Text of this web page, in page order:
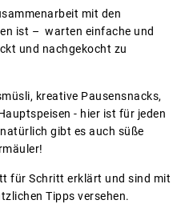
mit den
ist – warten einfache und
und nachgekocht zu
kreative Pausensnacks,
- hier ist für jeden
gibt es auch süße
für Schritt erklärt und sind mit
Tipps versehen.